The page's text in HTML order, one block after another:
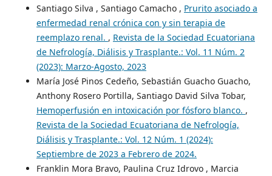
Santiago Silva , Santiago Camacho , Prurito asociado a
enfermedad renal crónica con y sin terapia de
reemplazo renal. , Revista de la Sociedad Ecuatoriana
de Nefrología, Diálisis y Trasplante.: Vol. 11 Núm. 2
(2023): Marzo-Agosto, 2023
María José Pinos Cedeño, Sebastián Guacho Guacho,
Anthony Rosero Portilla, Santiago David Silva Tobar,
Hemoperfusión en intoxicación por fósforo blanco. ,
Revista de la Sociedad Ecuatoriana de Nefrología,
Diálisis y Trasplante.: Vol. 12 Núm. 1 (2024):
Septiembre de 2023 a Febrero de 2024.
Franklin Mora Bravo, Paulina Cruz Idrovo , Marcia